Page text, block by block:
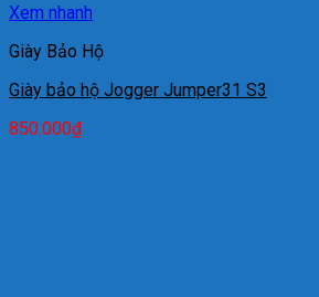
Xem nhanh
Giày Bảo Hộ
Giày bảo hộ Jogger Jumper31 S3
850.000₫